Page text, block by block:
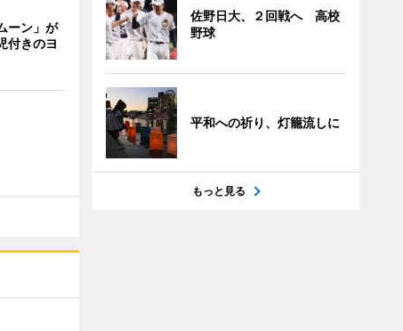
ーン」が
付きのヨ
佐野日大、２回戦へ 高校
野球
平和への祈り、灯籠流しに
もっと見る